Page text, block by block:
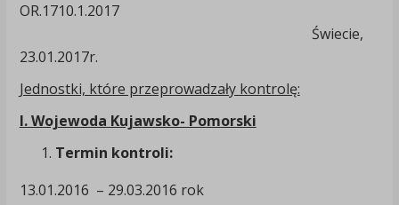
OR.1710.1.2017
Świecie,
23.01.2017r.
Jednostki, które przeprowadzały kontrolę:
I. Wojewoda Kujawsko- Pomorski
Termin kontroli:
13.01.2016 – 29.03.2016 rok